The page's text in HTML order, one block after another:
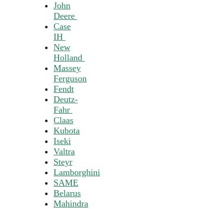
John
Deere
Case
IH
New
Holland
Massey
Ferguson
Fendt
Deutz-
Fahr
Claas
Kubota
Iseki
Valtra
Steyr
Lamborghini
SAME
Belarus
Mahindra